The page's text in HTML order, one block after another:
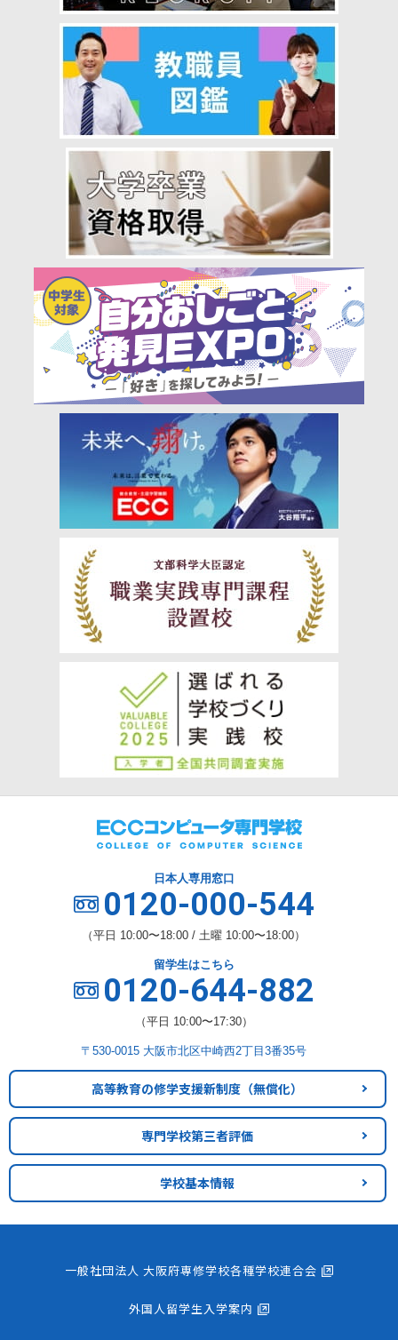
日本人専用窓口
0120-000-544
（平日 10:00〜18:00 / 土曜 10:00〜18:00）
留学生はこちら
0120-644-882
（平日 10:00〜17:30）
〒530-0015 大阪市北区中崎西2丁目3番35号
高等教育の修学支援新制度 （無償化）
専門学校第三者評価
学校基本情報
一般社団法人 大阪府専修学校各種学校連合会
外国人留学生入学案内